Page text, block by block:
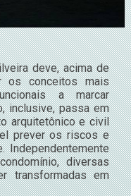
deve, acima de
os conceitos mais
a marcar
inclusive, passa em
arquitetônico e civil
prever os riscos e
Independentemente
diversas
transformadas em